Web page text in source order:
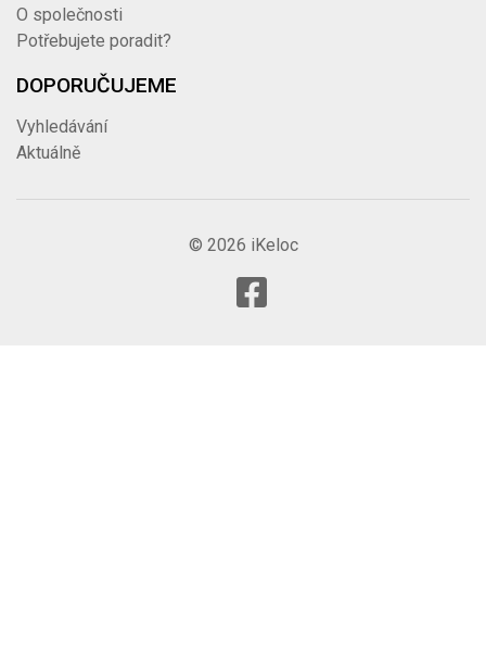
O společnosti
Potřebujete poradit?
DOPORUČUJEME
Vyhledávání
Aktuálně
© 2026 iKeloc